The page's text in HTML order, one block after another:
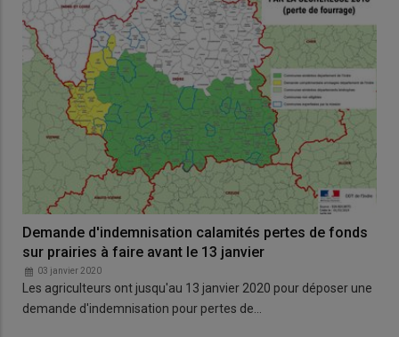
Demande d'indemnisation calamités pertes de fonds
sur prairies à faire avant le 13 janvier
03 janvier 2020
Les agriculteurs ont jusqu'au 13 janvier 2020 pour déposer une
demande d'indemnisation pour pertes de…